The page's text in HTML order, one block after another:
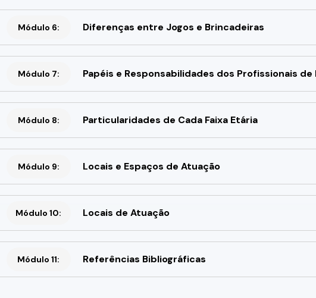
Módulo 6: Diferenças entre Jogos e Brincadeiras
Módulo 7: Papéis e Responsabilidades dos Profissionais de
Módulo 8: Particularidades de Cada Faixa Etária
Módulo 9: Locais e Espaços de Atuação
Módulo 10: Locais de Atuação
Módulo 11: Referências Bibliográficas